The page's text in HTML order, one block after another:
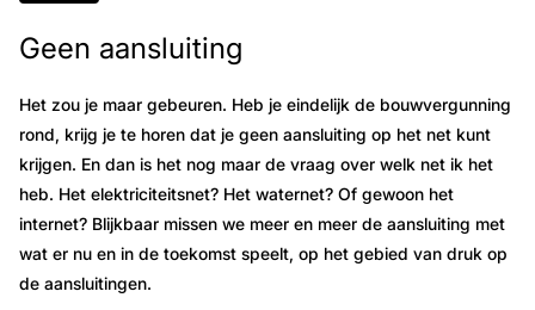
Geen aansluiting
Het zou je maar gebeuren. Heb je eindelijk de bouwvergunning
rond, krijg je te horen dat je geen aansluiting op het net kunt
krijgen. En dan is het nog maar de vraag over welk net ik het
heb. Het elektriciteitsnet? Het waternet? Of gewoon het
internet? Blijkbaar missen we meer en meer de aansluiting met
wat er nu en in de toekomst speelt, op het gebied van druk op
de aansluitingen.